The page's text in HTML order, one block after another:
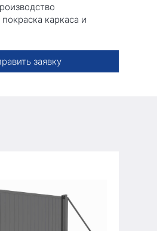
каркаса и
заявку